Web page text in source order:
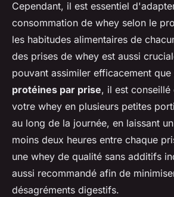
Cependant, il est essentiel
consommation de whey selon le
les habitudes alimentaires de
des prises de whey est aussi
pouvant assimiler efficacement que
protéines par prise, il est
votre whey en plusieurs petites
au long de la journée, en laissant
moins deux heures entre chaque
une whey de qualité sans additifs
aussi recommandé afin de
désagréments digestifs.